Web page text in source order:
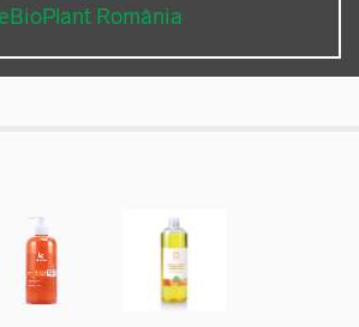
eBioPlant România